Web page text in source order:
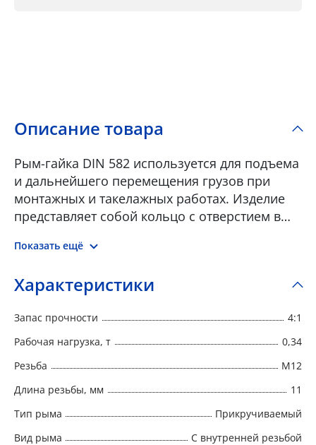
Описание товара
Рым-гайка DIN 582 используется для подъема
и дальнейшего перемещения грузов при
монтажных и такелажных работах. Изделие
представляет собой кольцо с отверстием в
резьбовой стержень опорной конструкции.
проушину продевается грузоподъемное
для дальнейшего подъема и перемещения
груза. Рым-гайки по DIN 582 широко
транспортировки, растяжки и подвешивания
грузов
Показать ещё
Характеристики
Запас прочности
4:1
Рабочая нагрузка, т
0,34
Резьба
M12
Длина резьбы, мм
11
Тип рыма
Прикручиваемый
Вид рыма
С внутренней резьбой